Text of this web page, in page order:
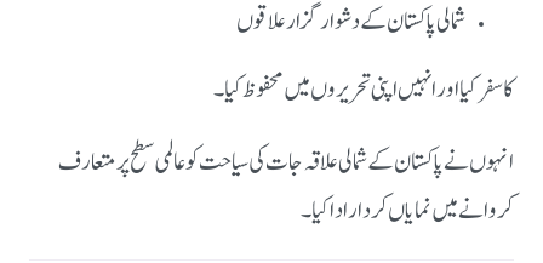
شمالی پاکستان کے دشوار گزار علاقوں
کا سفر کیا اور انہیں اپنی تحریروں میں محفوظ کیا۔
انہوں نے پاکستان کے شمالی علاقہ جات کی سیاحت کو عالمی سطح پر متعارف
کروانے میں نمایاں کردار ادا کیا۔